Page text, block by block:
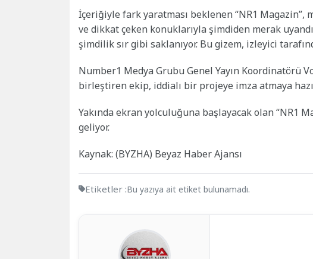
İçeriğiyle fark yaratması beklenen “NR1 Magazin”,
ve dikkat çeken konuklarıyla şimdiden merak
şimdilik sır gibi saklanıyor. Bu gizem, izleyici
Number1 Medya Grubu Genel Yayın Koordinatörü
birleştiren ekip, iddialı bir projeye imza atmaya
Yakında ekran yolculuğuna başlayacak olan “NR1
geliyor.
Kaynak: (BYZHA) Beyaz Haber Ajansı
Etiketler :Bu yazıya ait etiket bulunamadı.